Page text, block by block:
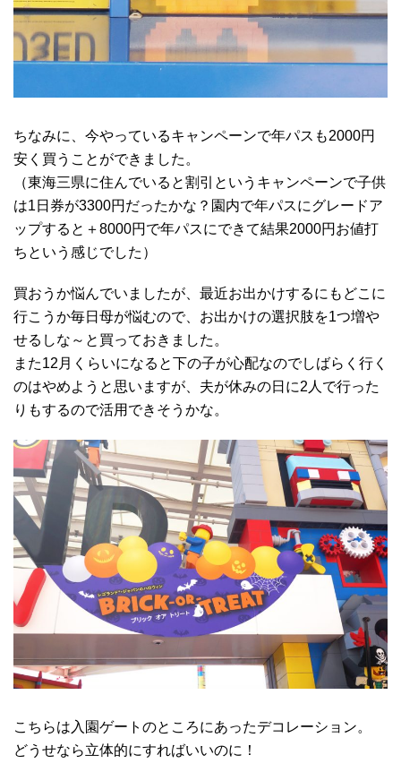
ちなみに、今やっているキャンペーンで年パスも2000円
安く買うことができました。
（東海三県に住んでいると割引というキャンペーンで子供
は1日券が3300円だったかな？園内で年パスにグレードア
ップすると＋8000円で年パスにできて結果2000円お値打
ちという感じでした）
買おうか悩んでいましたが、最近お出かけするにもどこに
行こうか毎日母が悩むので、お出かけの選択肢を1つ増や
せるしな～と買っておきました。
また12月くらいになると下の子が心配なのでしばらく行く
のはやめようと思いますが、夫が休みの日に2人で行った
りもするので活用できそうかな。
こちらは入園ゲートのところにあったデコレーション。
どうせなら立体的にすればいいのに！